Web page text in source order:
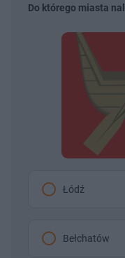
Do którego miasta
Łódź
Bełchatów